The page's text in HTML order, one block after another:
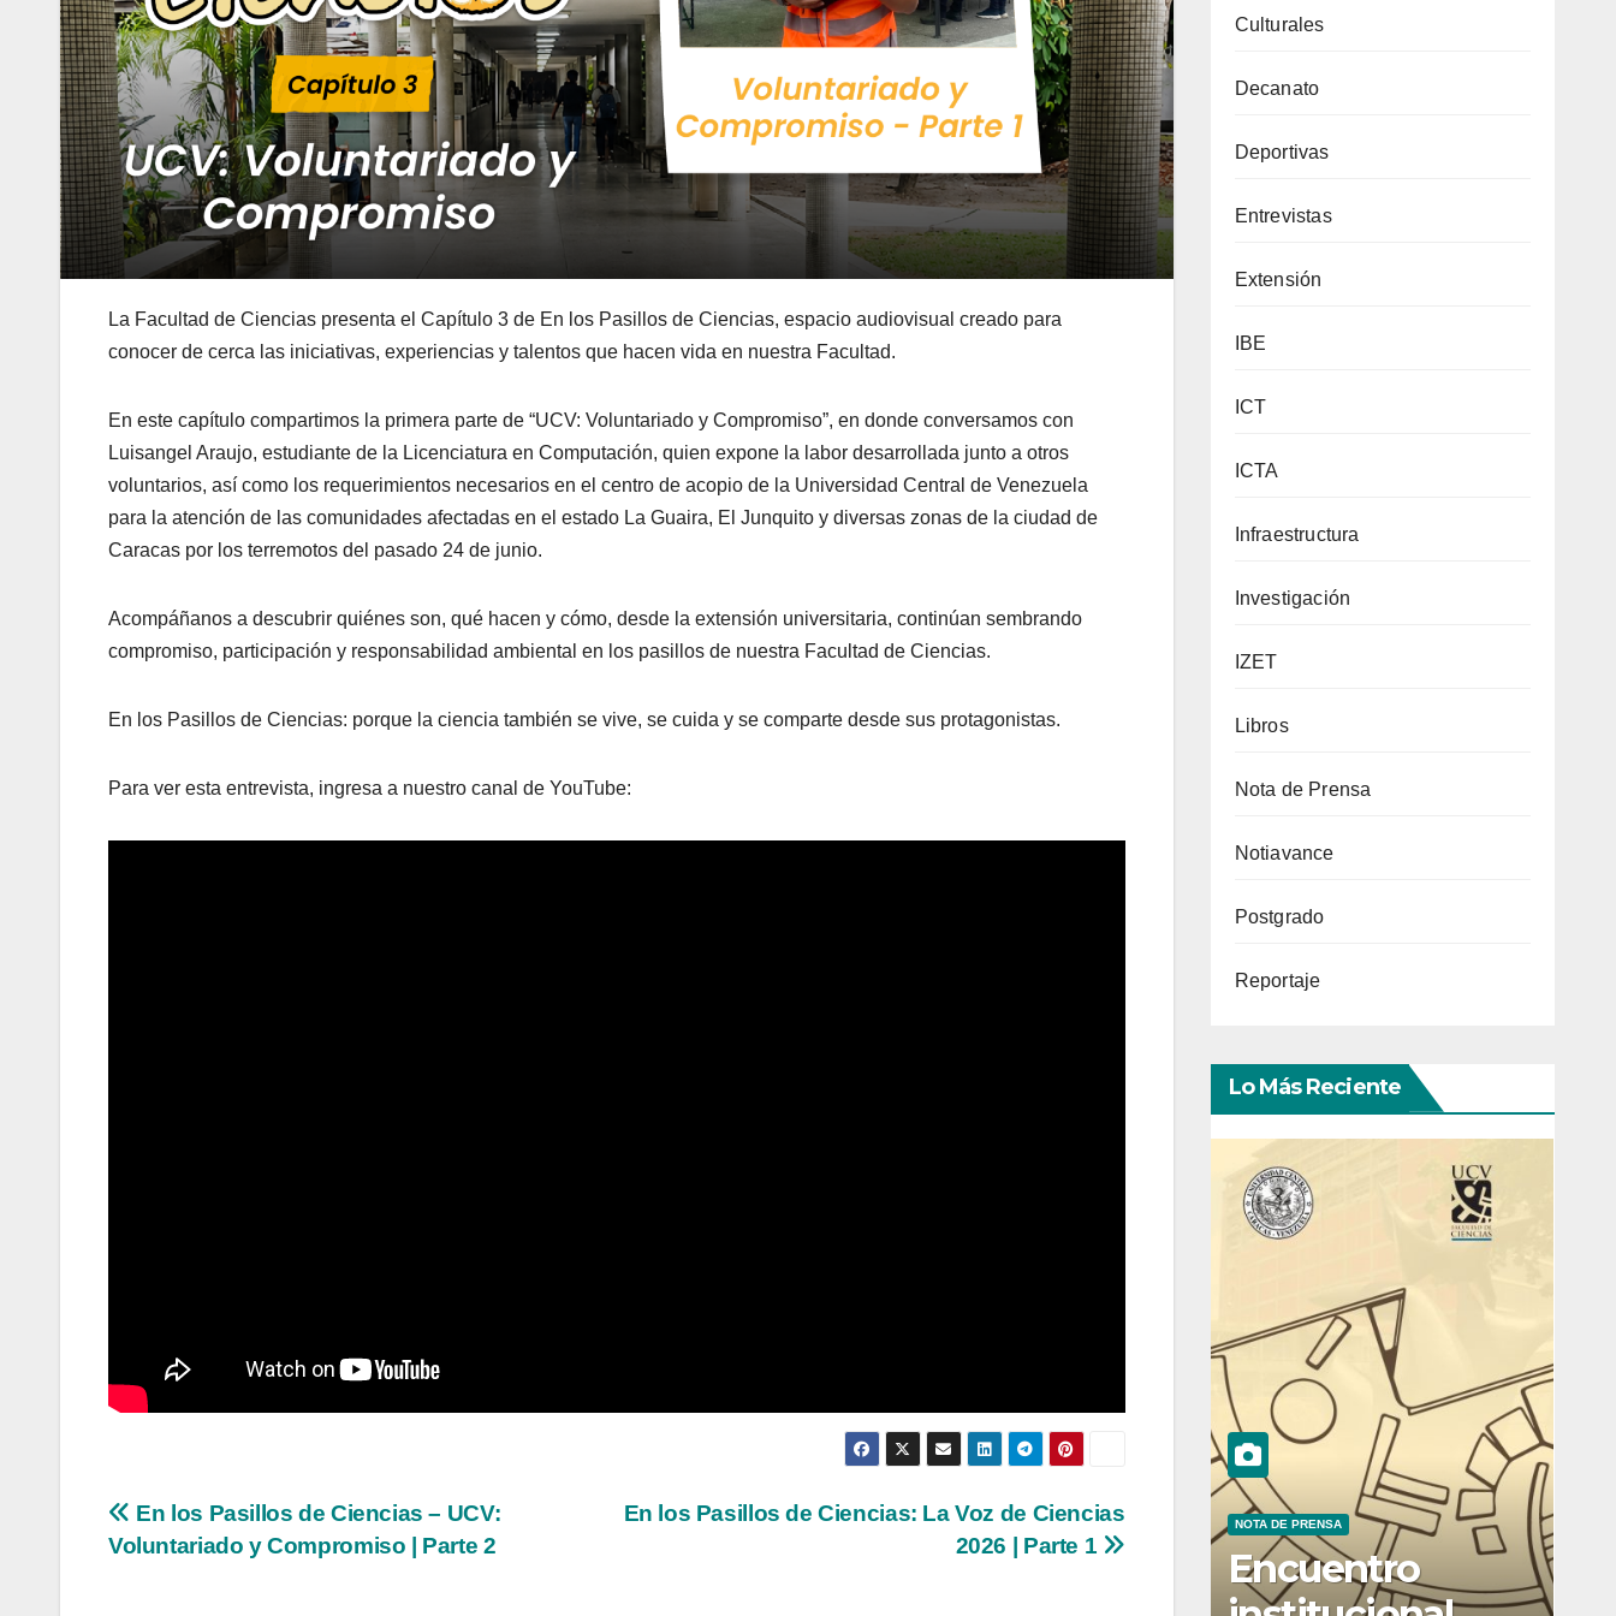
La Facultad de Ciencias presenta el Capítulo 3 de En los Pasillos de Ciencias, espacio audiovisual creado para
conocer de cerca las iniciativas, experiencias y talentos que hacen vida en nuestra Facultad.
En este capítulo compartimos la primera parte de “UCV: Voluntariado y Compromiso”, en donde conversamos con
Luisangel Araujo, estudiante de la Licenciatura en Computación, quien expone la labor desarrollada junto a otros
voluntarios, así como los requerimientos necesarios en el centro de acopio de la Universidad Central de Venezuela
para la atención de las comunidades afectadas en el estado La Guaira, El Junquito y diversas zonas de la ciudad de
Caracas por los terremotos del pasado 24 de junio.
Acompáñanos a descubrir quiénes son, qué hacen y cómo, desde la extensión universitaria, continúan sembrando
compromiso, participación y responsabilidad ambiental en los pasillos de nuestra Facultad de Ciencias.
En los Pasillos de Ciencias: porque la ciencia también se vive, se cuida y se comparte desde sus protagonistas.
Para ver esta entrevista, ingresa a nuestro canal de YouTube:
Navegación
En los Pasillos de Ciencias: La Voz de Ciencias
2026 | Parte 1
En los Pasillos de Ciencias – UCV:
Voluntariado y Compromiso | Parte 2
Culturales
Decanato
Deportivas
Entrevistas
Extensión
IBE
ICT
ICTA
Infraestructura
Investigación
IZET
Libros
Nota de Prensa
Notiavance
Postgrado
Reportaje
Lo Más Reciente
NOTA DE PRENSA
Encuentro